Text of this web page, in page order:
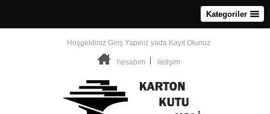
Kategoriler
Hoşgeldiniz Giriş Yapınız yada Kayıt Olunuz
hesabım iletişim